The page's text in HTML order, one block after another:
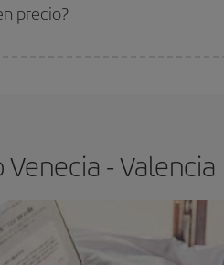
precio?
- Valencia